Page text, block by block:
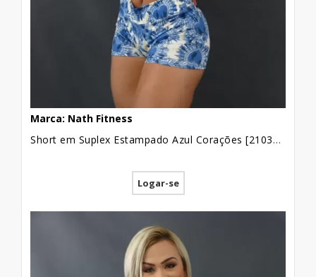
Marca: Nath Fitness
Short em Suplex Estampado Azul Corações [2103097]
Logar-se